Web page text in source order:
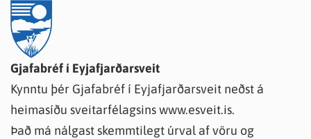
Gjafabréf í Eyjafjarðarsveit
Kynntu þér Gjafabréf í Eyjafjarðarsveit neðst á
heimasíðu sveitarfélagsins www.esveit.is.
Það má nálgast skemmtilegt úrval af vöru og